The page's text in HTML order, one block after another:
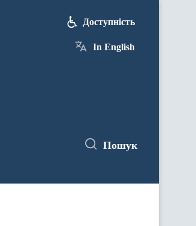
Доступність
In English
Пошук